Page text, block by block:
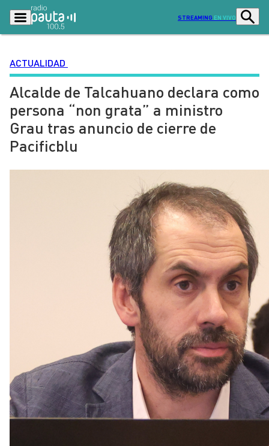
STREAMING EN VIVO
Podcasts Programas
Lo Último Actualidad
Ciudad
Entretención y Cultura Opinión
Señal 2
Contenido Patrocinado
ACTUALIDAD
Alcalde de Talcahuano declara como
persona “non grata” a ministro
Grau tras anuncio de cierre de
Pacificblu